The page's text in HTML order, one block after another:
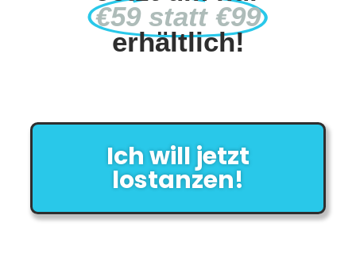
€59 statt €99
erhältlich!
Ich will jetzt
lostanzen!